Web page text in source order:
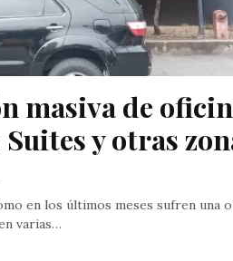
masiva de
y otras
en los últimos meses sufren una
varias…